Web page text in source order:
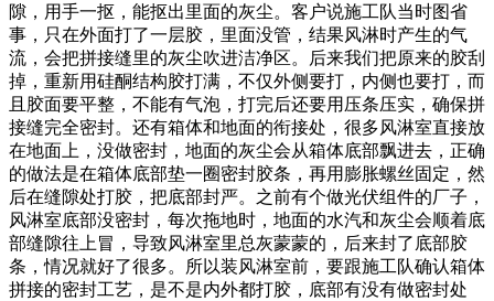
隙，用手一抠，能抠出里面的灰尘。客户说施工队当时图省
事，只在外面打了一层胶，里面没管，结果风淋时产生的气
流，会把拼接缝里的灰尘吹进洁净区。后来我们把原来的胶刮
掉，重新用硅酮结构胶打满，不仅外侧要打，内侧也要打，而
且胶面要平整，不能有气泡，打完后还要用压条压实，确保拼
接缝完全密封。还有箱体和地面的衔接处，很多风淋室直接放
在地面上，没做密封，地面的灰尘会从箱体底部飘进去，正确
的做法是在箱体底部垫一圈密封胶条，再用膨胀螺丝固定，然
后在缝隙处打胶，把底部封严。之前有个做光伏组件的厂子，
风淋室底部没密封，每次拖地时，地面的水汽和灰尘会顺着底
部缝隙往上冒，导致风淋室里总灰蒙蒙的，后来封了底部胶
条，情况就好了很多。所以装风淋室前，要跟施工队确认箱体
拼接的密封工艺，是不是内外都打胶，底部有没有做密封处